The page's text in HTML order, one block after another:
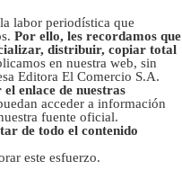
labor periodística que
Por ello, les recordamos que
distribuir, copiar total
en nuestra web, sin
Editora El Comercio S.A.
enlace de nuestras
acceder a información
fuente oficial.
de todo el contenido
este esfuerzo.